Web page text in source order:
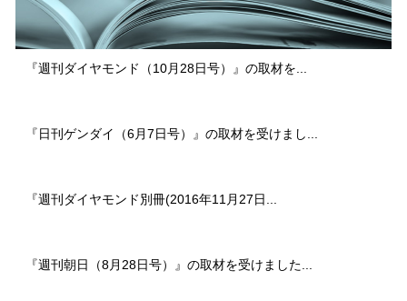
『週刊ダイヤモンド（10月28日号）』の取材を...
『日刊ゲンダイ（6月7日号）』の取材を受けまし...
『週刊ダイヤモンド別冊(2016年11月27日...
『週刊朝日（8月28日号）』の取材を受けました...